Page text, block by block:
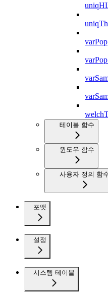
varPop
테이블 함수
윈도우 함수
사용자 정의 함
포맷
설정
시스템 테이블